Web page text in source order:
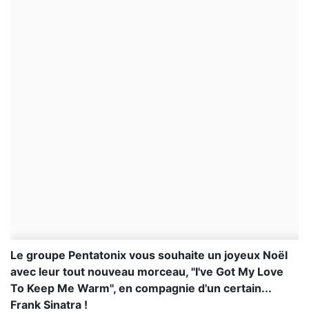
Le groupe Pentatonix vous souhaite un joyeux Noël
avec leur tout nouveau morceau, "I've Got My Love
To Keep Me Warm", en compagnie d'un certain...
Frank Sinatra !